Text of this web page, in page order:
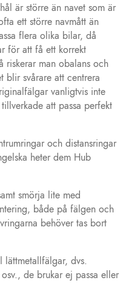
är större än navet som är
ett större navmått än
flera olika bilar, då
för att få ett korrekt
riskerar man obalans och
blir svårare att centrera
vanligtvis inte
att passa perfekt
och distansringar
heter dem Hub
smörja lite med
både på fälgen och
behöver tas bort
lättmetallfälgar, dvs.
de brukar ej passa eller